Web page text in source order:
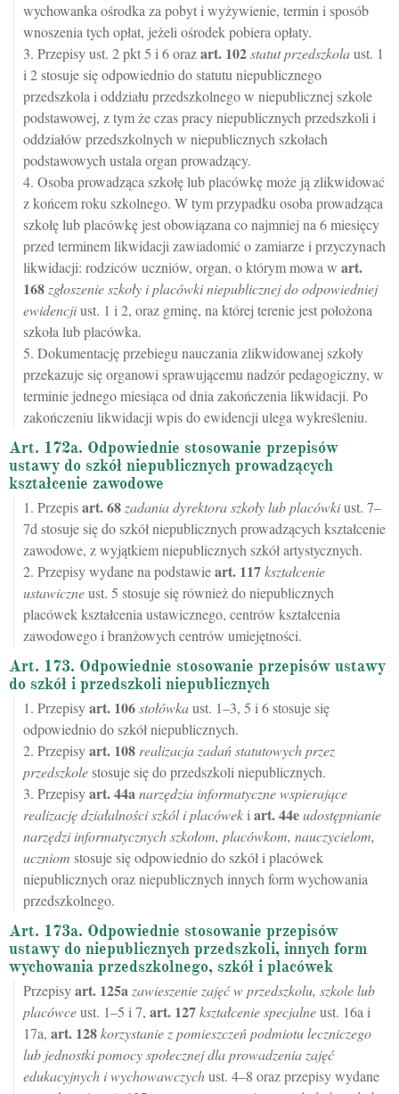
wychowanka ośrodka za pobyt i wyżywienie, termin i sposób
wnoszenia tych opłat, jeżeli ośrodek pobiera opłaty.
3. Przepisy ust. 2 pkt 5 i 6 orazart. 102statut przedszkolaust. 1
i 2 stosuje się odpowiednio do statutu niepublicznego
przedszkola i oddziału przedszkolnego w niepublicznej szkole
podstawowej, z tym że czas pracy niepublicznych przedszkoli i
oddziałów przedszkolnych w niepublicznych szkołach
podstawowych ustala organ prowadzący.
4. Osoba prowadząca szkołę lub placówkę może ją zlikwidować
z końcem roku szkolnego. W tym przypadku osoba prowadząca
szkołę lub placówkę jest obowiązana co najmniej na 6 miesięcy
przed terminem likwidacji zawiadomić o zamiarze i przyczynach
likwidacji: rodziców uczniów, organ, o którym mowa w art.
168 zgłoszenie szkoły i placówki niepublicznej do odpowiedniej
ewidencjiust. 1 i 2, oraz gminę, na której terenie jest położona
szkoła lub placówka.
5. Dokumentację przebiegu nauczania zlikwidowanej szkoły
przekazuje się organowi sprawującemu nadzór pedagogiczny, w
terminie jednego miesiąca od dnia zakończenia likwidacji. Po
zakończeniu likwidacji wpis do ewidencji ulega wykreśleniu.
Art. 172a. Odpowiednie stosowanie przepisów
ustawy do szkół niepublicznych prowadzących
kształcenie zawodowe
1. Przepisart.68 zadania dyrektora szkoły lub placówkiust. 7–
7d stosuje się do szkół niepublicznych prowadzących kształcenie
zawodowe, z wyjątkiem niepublicznych szkół artystycznych.
2. Przepisy wydane na podstawieart. 117kształcenie
ustawiczneust. 5 stosuje się również do niepublicznych
placówek kształcenia ustawicznego, centrów kształcenia
zawodowego i branżowych centrów umiejętności.
Art. 173. Odpowiednie stosowanie przepisów ustawy
do szkół i przedszkoli niepublicznych
1. Przepisyart. 106stołówkaust. 1–3, 5 i 6 stosuje się
odpowiednio do szkół niepublicznych.
2. Przepisyart. 108 realizacja zadań statutowych przez
przedszkolestosuje się do przedszkoli niepublicznych.
3. Przepisyart.44anarzędzia informatyczne wspierające
realizację działalności szkól i placówek i art.44eudostępnianie
narzędzi informatycznych szkołom, placówkom, nauczycielom,
uczniom stosuje się odpowiednio do szkół i placówek
niepublicznych oraz niepublicznych innych form wychowania
przedszkolnego.
Art. 173a. Odpowiednie stosowanie przepisów
ustawy do niepublicznych przedszkoli, innych form
wychowania przedszkolnego, szkół i placówek
Przepisyart. 125a zawieszenie zajęć w przedszkolu, szkole lub
placówceust. 1–5 i 7, art. 127kształcenie specjalneust. 16a i
17a, art. 128korzystanie z pomieszczeń podmiotu leczniczego
lub jednostki pomocy społecznej dla prowadzenia zajęć
edukacyjnych i wychowawczychust. 4–8 oraz przepisy wydane